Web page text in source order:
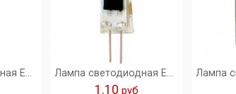
Лампа светодиодная Ecola G4 LED 3,0W Corn Micro 220V 4200K 320° 38x11 /G4RV30ELC/ Лампа светодиодная Ecola Light G4 LED 1,5W Corn Micro 220V 2800K 35x10 /G4QW15ELC/
1.10 pуб